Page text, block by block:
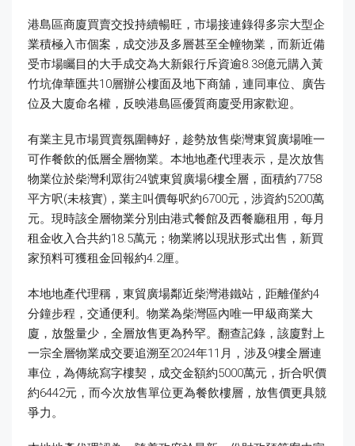
港島區商廈買賣交投持續暢旺，市場接連錄得多宗大型企
業積極入市個案，成交涉及多層甚至全幢物業，而新近備
受市場矚目的大手成交為大新銀行斥資逾8.38億元購入黃
竹坑偉華匯共10層辦公樓面及地下商舖，連同車位、廣告
位及大廈命名權，反映港島區優質商廈受用家歡迎。
有業主見市場買賣氛圍轉好，趁勢放售柴灣東貿廣場唯一
可作餐飲的低層全層物業。本地地產代理表示，是次放售
物業位於柴灣利眾街24號東貿廣場6樓全層，面積約7758
平方呎(未核實)，業主叫價每呎約6700元，涉資約5200萬
元。現時該全層物業分別由港式餐館及西餐廳租用，每月
租金收入合共約18.5萬元；物業將以現狀形式出售，新買
家預料可獲租金回報約4.2厘。
本地地產代理稱，東貿廣場鄰近柴灣港鐵站，距離僅約4
分鐘步程，交通便利。物業為柴灣區內唯一甲級商業大
廈，放盤量少，全層放售更為矜罕。翻查記錄，該廈對上
一宗全層物業成交要追溯至2024年11月，涉及9樓全層連
車位，為傳統寫字樓契，成交金額約5000萬元，折合呎價
約6442元，而今次放售單位更為餐飲樓層，放售價更具競
爭力。